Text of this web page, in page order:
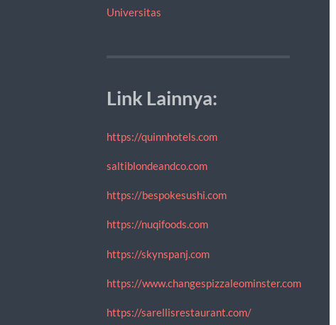
Universitas
Link Lainnya:
https://quinnhotels.com
saltiblondeandco.com
https://bespokesushi.com
https://nuqifoods.com
https://skynspanj.com
https://www.changespizzaleominster.com
https://sarellisrestaurant.com/